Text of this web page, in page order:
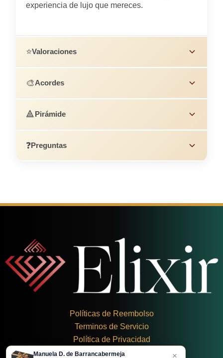
experiencia de lujo que mereces.
⭐Valoraciones
🎨Acordes
🔺Pirámide
❓Preguntas
Políticas de Reembolso
Terminos de Servicio
Política de Privacidad
Manuela D. de Barrancabermeja ×